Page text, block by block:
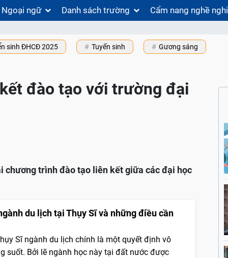
Ngoại ngữ Danh sách trường Cẩm nang nghề
sinh ĐHCĐ 2025 Tuyến sinh Gương sáng
đào tạo với trường đại
chương trình đào tạo liên kết giữa các đại học
du lịch tại Thụy Sĩ và những điều cần
Sĩ ngành du lịch chính là một quyết định vô
suốt. Bởi lẽ ngành học này tại đất nước được